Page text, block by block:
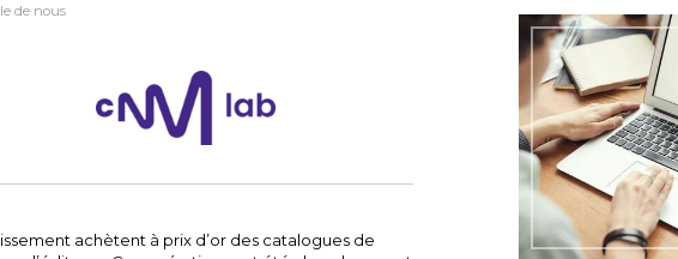
de nous
achètent à prix d’or des catalogues de